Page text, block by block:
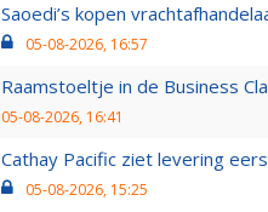
Saoedi’s kopen
05-08-2026, 16:57
Raamstoeltje in de Business
05-08-2026, 16:41
Cathay Pacific ziet levering
05-08-2026, 15:25